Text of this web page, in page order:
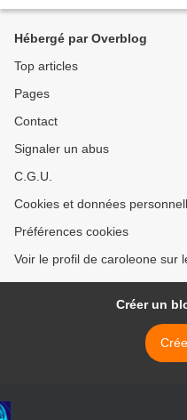
Hébergé par Overblog
Top articles
Pages
Contact
Signaler un abus
C.G.U.
Cookies et données
Préférences cookies
Voir le profil de caroleone sur
Créer un